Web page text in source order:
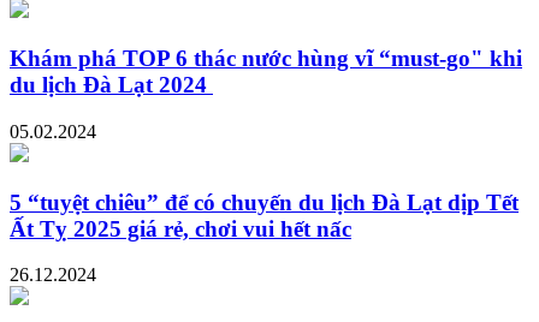
Khám phá TOP 6 thác nước hùng vĩ “must-go" khi
du lịch Đà Lạt 2024
05.02.2024
5 “tuyệt chiêu” để có chuyến du lịch Đà Lạt dịp Tết
Ất Tỵ 2025 giá rẻ, chơi vui hết nấc
26.12.2024